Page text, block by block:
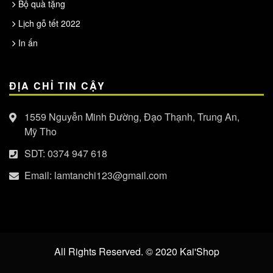
Bộ quà tặng
Lịch gỗ tết 2022
In ấn
ĐỊA CHỈ TIN CẬY
1559 Nguyễn Minh Đường, Đạo Thạnh, Trung An,
Mỹ Tho
SDT: 0374 947 618
Email: lamtanchi123@gmail.com
All Rights Reserved. © 2020 Kai'Shop